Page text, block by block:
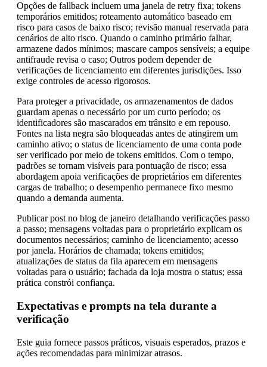
Opções de fallback incluem uma janela de retry fixa; tokens
temporários emitidos; roteamento automático baseado em
risco para casos de baixo risco; revisão manual reservada para
cenários de alto risco. Quando o caminho primário falhar,
armazene dados mínimos; mascare campos sensíveis; a equipe
antifraude revisa o caso; Outros podem depender de
verificações de licenciamento em diferentes jurisdições. Isso
exige controles de acesso rigorosos.
Para proteger a privacidade, os armazenamentos de dados
guardam apenas o necessário por um curto período; os
identificadores são mascarados em trânsito e em repouso.
Fontes na lista negra são bloqueadas antes de atingirem um
caminho ativo; o status de licenciamento de uma conta pode
ser verificado por meio de tokens emitidos. Com o tempo,
padrões se tornam visíveis para pontuação de risco; essa
abordagem apoia verificações de proprietários em diferentes
cargas de trabalho; o desempenho permanece fixo mesmo
quando a demanda aumenta.
Publicar post no blog de janeiro detalhando verificações passo
a passo; mensagens voltadas para o proprietário explicam os
documentos necessários; caminho de licenciamento; acesso
por janela. Horários de chamada; tokens emitidos;
atualizações de status da fila aparecem em mensagens
voltadas para o usuário; fachada da loja mostra o status; essa
prática constrói confiança.
Expectativas e prompts na tela durante a
verificação
Este guia fornece passos práticos, visuais esperados, prazos e
ações recomendadas para minimizar atrasos.